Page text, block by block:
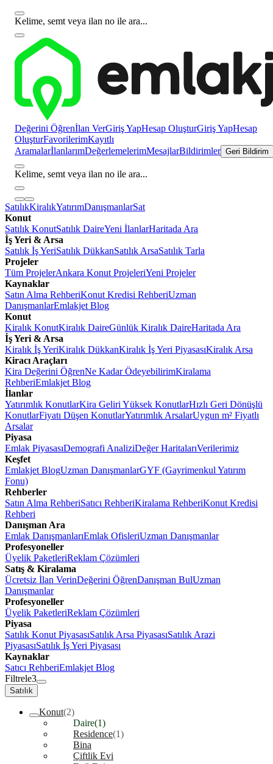
Kelime, semt veya ilan no ile ara...
Değerini Öğrenİlan VerGiriş YapHesap OluşturGiriş YapHesap
OluşturFavorilerimKayıtlı
AramalarİlanlarımDeğerlemelerimMesajlarBildirimler Geri Bildirim
Kelime, semt veya ilan no ile ara...
SatılıkKiralıkYatırımDanışmanlarSat
Konut
Satılık KonutSatılık DaireYeni İlanlarHaritada Ara
İş Yeri & Arsa
Satılık İş YeriSatılık DükkanSatılık ArsaSatılık Tarla
Projeler
Tüm ProjelerAnkara Konut ProjeleriYeni Projeler
Kaynaklar
Satın Alma RehberiKonut Kredisi RehberiUzman
DanışmanlarEmlakjet Blog
Konut
Kiralık KonutKiralık DaireGünlük Kiralık DaireHaritada Ara
İş Yeri & Arsa
Kiralık İş YeriKiralık DükkanKiralık İş Yeri PiyasasıKiralık Arsa
Kiracı Araçları
Kira Değerini ÖğrenNe Kadar ÖdeyebilirimKiralama
RehberiEmlakjet Blog
İlanlar
Yatırımlık KonutlarKira Geliri Yüksek KonutlarHızlı Geri Dönüşlü
KonutlarFiyatı Düşen KonutlarYatırımlık ArsalarUygun m² Fiyatlı
Arsalar
Piyasa
Emlak PiyasasıDemografi AnaliziDeğer HaritalarıVerilerimiz
Keşfet
Emlakjet BlogUzman DanışmanlarGYF (Gayrimenkul Yatırım
Fonu)
Rehberler
Satın Alma RehberiSatıcı RehberiKiralama RehberiKonut Kredisi
Rehberi
Danışman Ara
Emlak DanışmanlarıEmlak OfisleriUzman Danışmanlar
Profesyoneller
Üyelik PaketleriReklam Çözümleri
Satış & Kiralama
Ücretsiz İlan VerinDeğerini ÖğrenDanışman BulUzman
Danışmanlar
Profesyoneller
Üyelik PaketleriReklam Çözümleri
Piyasa
Satılık Konut PiyasasıSatılık Arsa PiyasasıSatılık Arazi
PiyasasıSatılık İş Yeri Piyasası
Kaynaklar
Satıcı RehberiEmlakjet Blog
Filtrele3
Satılık
Konut(2)
Daire(1)
Residence(1)
Bina
Çiftlik Evi